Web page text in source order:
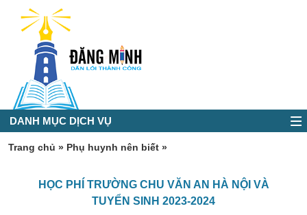
DANH MỤC DỊCH VỤ
Trang chủ » Phụ huynh nên biết »
HỌC PHÍ TRƯỜNG CHU VĂN AN HÀ NỘI VÀ
TUYỂN SINH 2023-2024